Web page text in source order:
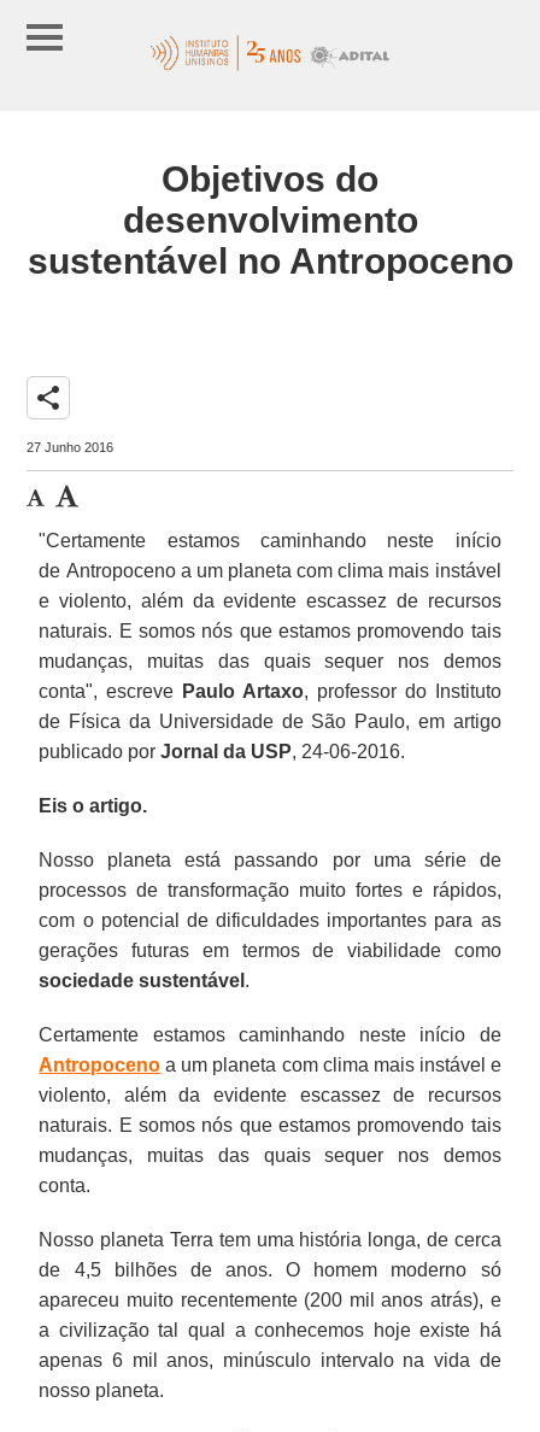
Objetivos do
desenvolvimento
sustentável no Antropoceno
share
27 Junho 2016
"Certamente estamos caminhando neste início
de Antropoceno a um planeta com clima mais instável
e violento, além da evidente escassez de recursos
naturais. E somos nós que estamos promovendo tais
mudanças, muitas das quais sequer nos demos
conta", escreve Paulo Artaxo, professor do Instituto
de Física da Universidade de São Paulo, em artigo
publicado porJornal da USP, 24-06-2016.
Eis o artigo.
Nosso planeta está passando por uma série de
processos de transformação muito fortes e rápidos,
com o potencial de dificuldades importantes para as
gerações futuras em termos de viabilidade como
sociedade sustentável .
Certamente estamos caminhando neste início de
Antropoceno a um planeta com clima mais instável e
violento, além da evidente escassez de recursos
naturais. E somos nós que estamos promovendo tais
mudanças, muitas das quais sequer nos demos
conta.
Nosso planeta Terra tem uma história longa, de cerca
de 4,5 bilhões de anos. O homem moderno só
apareceu muito recentemente (200 mil anos atrás), e
a civilização tal qual a conhecemos hoje existe há
apenas 6 mil anos, minúsculo intervalo na vida de
nosso planeta.